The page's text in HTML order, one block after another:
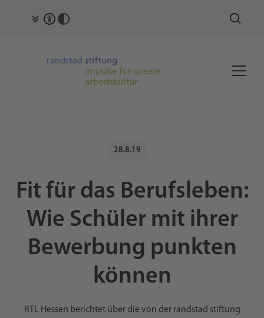
28.8.19
Fit für das Berufsleben:
Wie Schüler mit ihrer
Bewerbung punkten
können
RTL Hessen berichtet über die von der randstad stiftung